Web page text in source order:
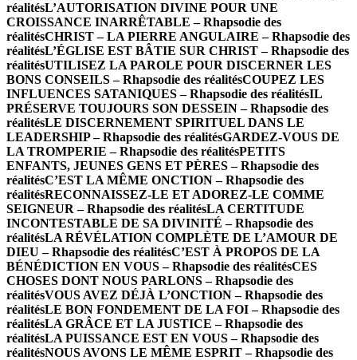
réalitésL’AUTORISATION DIVINE POUR UNE
CROISSANCE INARRÊTABLE – Rhapsodie des
réalitésCHRIST – LA PIERRE ANGULAIRE – Rhapsodie des
réalitésL’ÉGLISE EST BÂTIE SUR CHRIST – Rhapsodie des
réalitésUTILISEZ LA PAROLE POUR DISCERNER LES
BONS CONSEILS – Rhapsodie des réalitésCOUPEZ LES
INFLUENCES SATANIQUES – Rhapsodie des réalitésIL
PRÉSERVE TOUJOURS SON DESSEIN – Rhapsodie des
réalitésLE DISCERNEMENT SPIRITUEL DANS LE
LEADERSHIP – Rhapsodie des réalitésGARDEZ-VOUS DE
LA TROMPERIE – Rhapsodie des réalitésPETITS
ENFANTS, JEUNES GENS ET PÈRES – Rhapsodie des
réalitésC’EST LA MÊME ONCTION – Rhapsodie des
réalitésRECONNAISSEZ-LE ET ADOREZ-LE COMME
SEIGNEUR – Rhapsodie des réalitésLA CERTITUDE
INCONTESTABLE DE SA DIVINITÉ – Rhapsodie des
réalitésLA RÉVÉLATION COMPLÈTE DE L’AMOUR DE
DIEU – Rhapsodie des réalitésC’EST À PROPOS DE LA
BÉNÉDICTION EN VOUS – Rhapsodie des réalitésCES
CHOSES DONT NOUS PARLONS – Rhapsodie des
réalitésVOUS AVEZ DÉJÀ L’ONCTION – Rhapsodie des
réalitésLE BON FONDEMENT DE LA FOI – Rhapsodie des
réalitésLA GRÂCE ET LA JUSTICE – Rhapsodie des
réalitésLA PUISSANCE EST EN VOUS – Rhapsodie des
réalitésNOUS AVONS LE MÊME ESPRIT – Rhapsodie des